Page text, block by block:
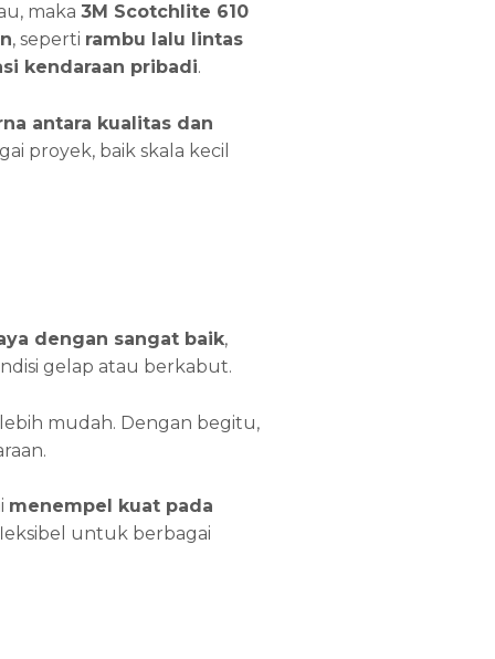
maka 3M Scotchlite 610
, seperti rambu lalu lintas
kendaraan pribadi.
antara kualitas dan
proyek, baik skala kecil
dengan sangat baik,
gelap atau berkabut.
mudah. Dengan begitu,
menempel kuat pada
untuk berbagai